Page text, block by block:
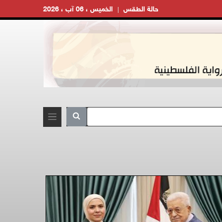
الخميس ، 06 آب ، 2026 حالة الطقس